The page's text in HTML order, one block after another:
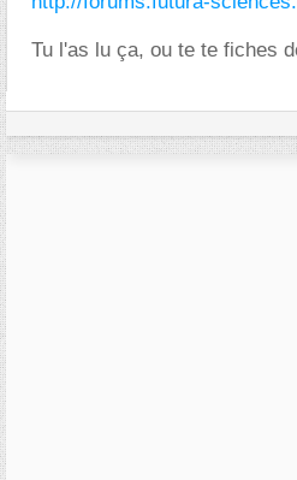
Tu l'as lu ça, ou te te fiches